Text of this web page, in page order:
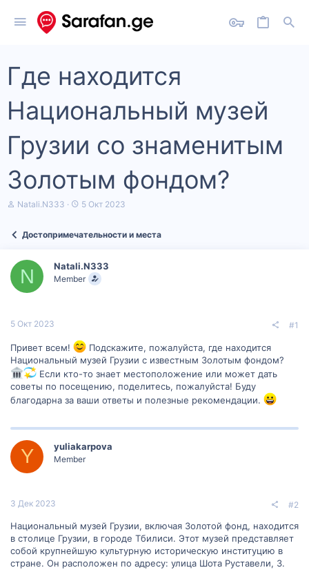
Где находится
Национальный музей
Грузии со знаменитым
Золотым фондом?
А
т
м
ы
Natali.N333
Д
а
ч
а
5 Окт 2023
Достопримечательности и места
N Natali.N333
Member
5 Окт 2023 #1
Привет всем!
Подскажите, пожалуйста, где находится
Национальный музей Грузии с известным Золотым фондом?
Если кто-то знает местоположение или может дать
советы по посещению, поделитесь, пожалуйста! Буду
благодарна за ваши ответы и полезные рекомендации.
Y yuliakarpova
Member
3 Дек 2023 #2
Национальный музей Грузии, включая Золотой фонд, находится
в столице Грузии, в городе Тбилиси. Этот музей представляет
собой крупнейшую культурную историческую институцию в
стране. Он расположен по адресу: улица Шота Руставели, 3.